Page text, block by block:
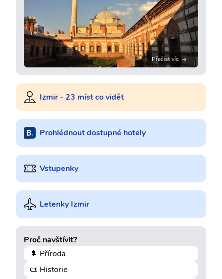
Přečíst víc
Izmir - 23 míst co vidět
Prohlédnout dostupné hotely
Vstupenky
Letenky Izmir
Proč navštívit?
🌲 Příroda
📜 Historie